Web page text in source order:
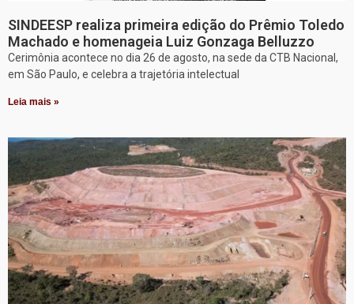
SINDEESP realiza primeira edição do Prêmio Toledo
Machado e homenageia Luiz Gonzaga Belluzzo
Cerimônia acontece no dia 26 de agosto, na sede da CTB Nacional,
em São Paulo, e celebra a trajetória intelectual
Leia mais »